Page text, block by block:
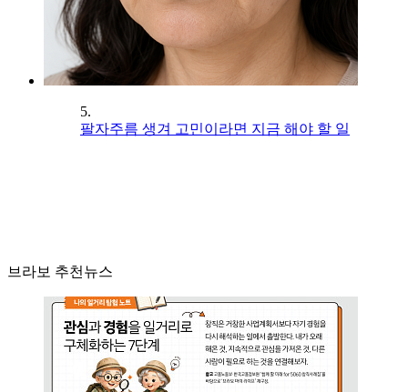
5.
팔자주름 생겨 고민이라면 지금 해야 할 일
브라보 추천뉴스